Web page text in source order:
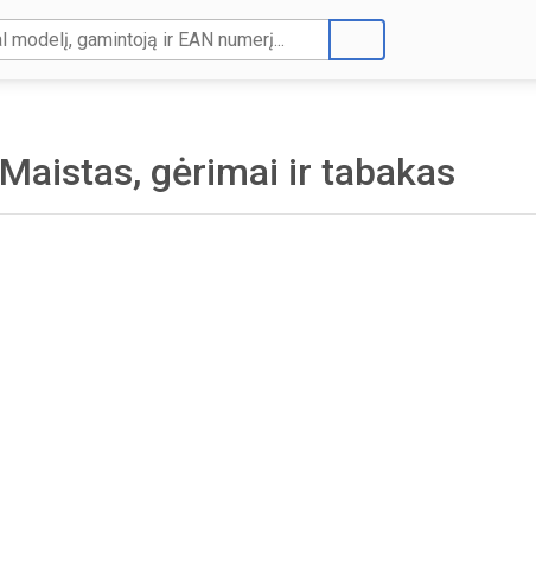
Maistas, gėrimai ir tabakas